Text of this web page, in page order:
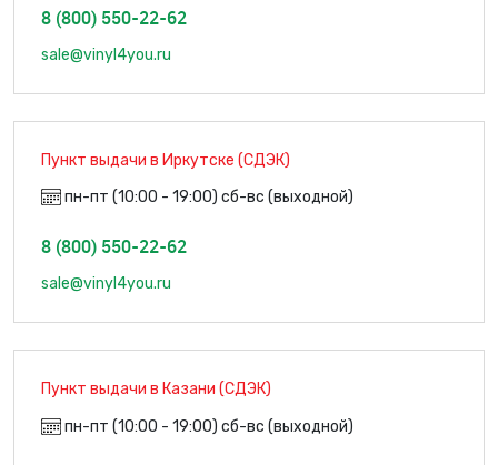
8 (800) 550-22-62
sale@vinyl4you.ru
Пункт выдачи в Иркутске (СДЭК)
пн-пт (10:00 - 19:00) сб-вс (выходной)
8 (800) 550-22-62
sale@vinyl4you.ru
Пункт выдачи в Казани (СДЭК)
пн-пт (10:00 - 19:00) сб-вс (выходной)